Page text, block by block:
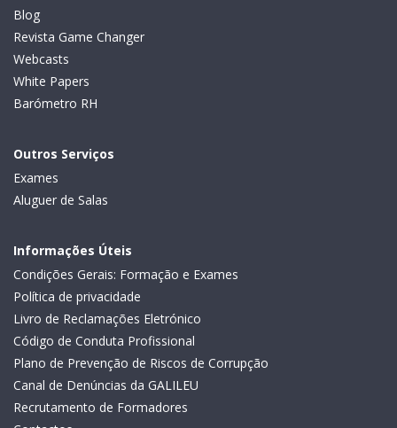
Blog
Revista Game Changer
Webcasts
White Papers
Barómetro RH
Outros Serviços
Exames
Aluguer de Salas
Informações Úteis
Condições Gerais: Formação e Exames
Política de privacidade
Livro de Reclamações Eletrónico
Código de Conduta Profissional
Plano de Prevenção de Riscos de Corrupção
Canal de Denúncias da GALILEU
Recrutamento de Formadores